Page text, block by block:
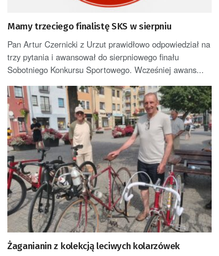
Mamy trzeciego finalistę SKS w sierpniu
Pan Artur Czernicki z Urzut prawidłowo odpowiedział na
trzy pytania i awansował do sierpniowego finału
Sobotniego Konkursu Sportowego. Wcześniej awans...
Żaganianin z kolekcją leciwych kolarzówek